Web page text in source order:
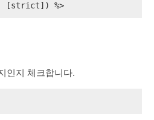
[strict]) %>
인지 체크합니다.